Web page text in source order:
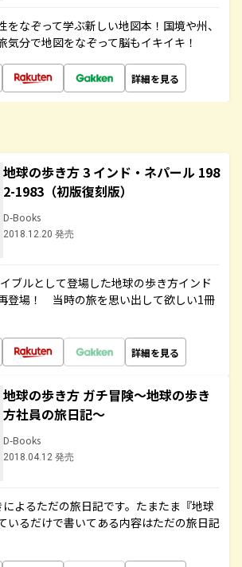
をなぞって学ぶ新しい地図本！国境や州、
気分で地図をなぞって脳もイキイキ！
詳細を見る
地球の歩き方 3 インド・ネパール 198
2-1983（初版復刻版）
D-Books
2018.12.20 発売
ブルとして登場した地球の歩き方インド
登場！ 当時の旅を思い出して欲しい1冊
詳細を見る
地球の歩き方 ガチ冒険～地球の歩き
方社員の旅日記～
D-Books
2018.04.12 発売
よるただの旅日記です。たまたま『地球
いるだけで書いてある内容はただの旅日記